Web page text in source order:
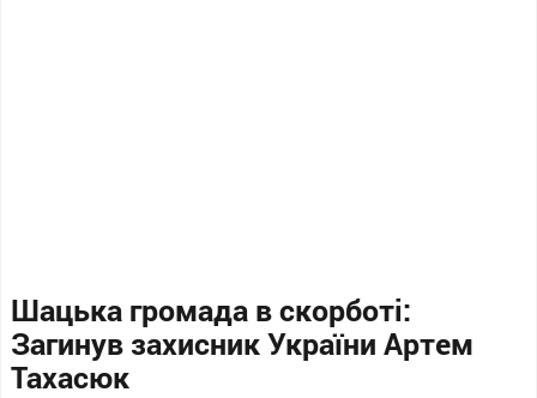
Шацька громада в скорботі:
Загинув захисник України Артем
Тахасюк